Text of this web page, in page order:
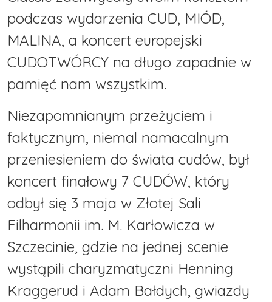
podczas wydarzenia CUD, MIÓD,
MALINA, a koncert europejski
CUDOTWÓRCY na długo zapadnie w
pamięć nam wszystkim.
Niezapomnianym przeżyciem i
faktycznym, niemal namacalnym
przeniesieniem do świata cudów, był
koncert finałowy 7 CUDÓW, który
odbył się 3 maja w Złotej Sali
Filharmonii im. M. Karłowicza w
Szczecinie, gdzie na jednej scenie
wystąpili charyzmatyczni Henning
Kraggerud i Adam Bałdych, gwiazdy